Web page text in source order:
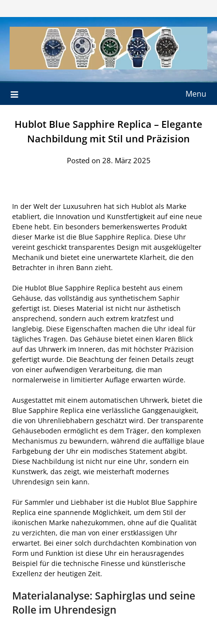
to
content
Menu
Hublot Blue Sapphire Replica – Elegante
Nachbildung mit Stil und Präzision
Posted on 28. März 2025
In der Welt der Luxusuhren hat sich Hublot als Marke
etabliert, die Innovation und Kunstfertigkeit auf eine neue
Ebene hebt. Ein besonders bemerkenswertes Produkt
dieser Marke ist die Blue Sapphire Replica. Diese Uhr
vereint geschickt transparentes Design mit ausgeklügelter
Mechanik und bietet eine unerwartete Klarheit, die den
Betrachter in ihren Bann zieht.
Die Hublot Blue Sapphire Replica besteht aus einem
Gehäuse, das vollständig aus synthetischem Saphir
gefertigt ist. Dieses Material ist nicht nur ästhetisch
ansprechend, sondern auch extrem kratzfest und
langlebig. Diese Eigenschaften machen die Uhr ideal für
tägliches Tragen. Das Gehäuse bietet einen klaren Blick
auf das Uhrwerk im Inneren, das mit höchster Präzision
gefertigt wurde. Die Beachtung der feinen Details zeugt
von einer aufwendigen Verarbeitung, die man
normalerweise in limitierter Auflage erwarten würde.
Ausgestattet mit einem automatischen Uhrwerk, bietet die
Blue Sapphire Replica eine verlässliche Ganggenauigkeit,
die von Uhrenliebhabern geschätzt wird. Der transparente
Gehäuseboden ermöglicht es dem Träger, den komplexen
Mechanismus zu bewundern, während die auffällige blaue
Farbgebung der Uhr ein modisches Statement abgibt.
Diese Nachbildung ist nicht nur eine Uhr, sondern ein
Kunstwerk, das zeigt, wie meisterhaft modernes
Uhrendesign sein kann.
Für Sammler und Liebhaber ist die Hublot Blue Sapphire
Replica eine spannende Möglichkeit, um dem Stil der
ikonischen Marke nahezukommen, ohne auf die Qualität
zu verzichten, die man von einer erstklassigen Uhr
erwartet. Bei einer solch durchdachten Kombination von
Form und Funktion ist diese Uhr ein herausragendes
Beispiel für die technische Finesse und künstlerische
Exzellenz der heutigen Zeit.
Materialanalyse: Saphirglas und seine
Rolle im Uhrendesign